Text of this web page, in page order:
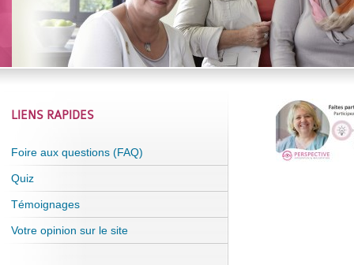
LIENS RAPIDES
Foire aux questions (FAQ)
Quiz
Témoignages
Votre opinion sur le site